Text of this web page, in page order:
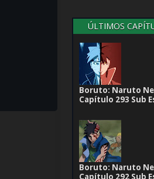
ÚLTIMOS
Boruto: Naruto
Capítulo 293 Sub
Boruto: Naruto
Capítulo 292 Sub